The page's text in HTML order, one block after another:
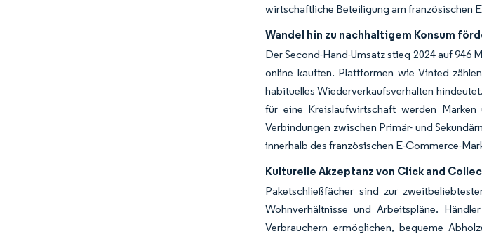
wirtschaftliche Beteiligung am französischen
Wandel hin zu nachhaltigem Konsum
Der Second-Hand-Umsatz stieg 2024 auf 946
online kauften. Plattformen wie Vinted
habituelles Wiederverkaufsverhalten
für eine Kreislaufwirtschaft werden
Verbindungen zwischen Primär- und
innerhalb des französischen E-Commerce-
Kulturelle Akzeptanz von Click and
Paketschließfächer sind zur
Wohnverhältnisse und Arbeitspläne.
Verbrauchern ermöglichen, bequeme